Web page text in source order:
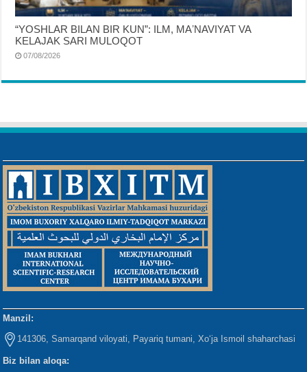
“YOSHLAR BILAN BIR KUN”: ILM, MAʼNAVIYAT VA
KELAJAK SARI MULOQOT
07/08/2026
Manzil:
141306, Samarqand viloyati, Payariq tumani, Xo‘ja Ismoil shaharchasi
Biz bilan aloqa: